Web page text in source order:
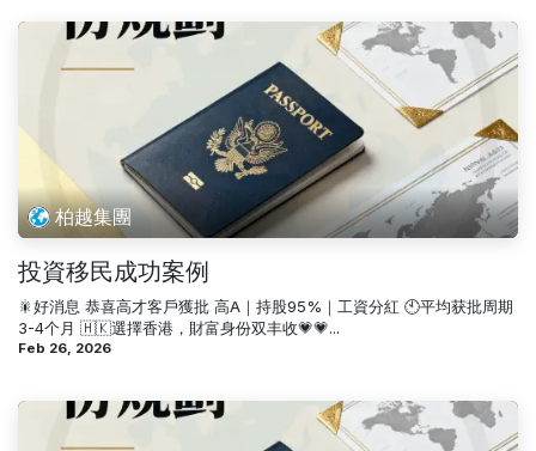
柏越集團
投資移民成功案例
🎇好消息 恭喜高才客戶獲批 高A｜持股95%｜工資分紅 🕙平均获批周期
3-4个月 🇭🇰選擇香港，財富身份双丰收💗💗...
Feb 26, 2026